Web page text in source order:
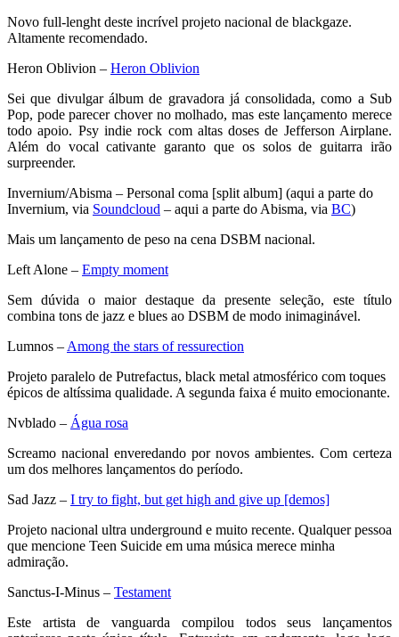
Novo full-lenght deste incrível projeto nacional de blackgaze.
Altamente recomendado.
Heron Oblivion – Heron Oblivion
Sei que divulgar álbum de gravadora já consolidada, como a Sub
Pop, pode parecer chover no molhado, mas este lançamento merece
todo apoio. Psy indie rock com altas doses de Jefferson Airplane.
Além do vocal cativante garanto que os solos de guitarra irão
surpreender.
Invernium/Abisma – Personal coma [split album] (aqui a parte do
Invernium, via Soundcloud – aqui a parte do Abisma, via BC)
Mais um lançamento de peso na cena DSBM nacional.
Left Alone – Empty moment
Sem dúvida o maior destaque da presente seleção, este título
combina tons de jazz e blues ao DSBM de modo inimaginável.
Lumnos – Among the stars of ressurection
Projeto paralelo de Putrefactus, black metal atmosférico com toques
épicos de altíssima qualidade. A segunda faixa é muito emocionante.
Nvblado – Água rosa
Screamo nacional enveredando por novos ambientes. Com certeza
um dos melhores lançamentos do período.
Sad Jazz – I try to fight, but get high and give up [demos]
Projeto nacional ultra underground e muito recente. Qualquer pessoa
que mencione Teen Suicide em uma música merece minha
admiração.
Sanctus-I-Minus – Testament
Este artista de vanguarda compilou todos seus lançamentos